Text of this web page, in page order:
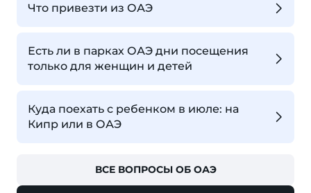
Что привезти из ОАЭ
Есть ли в парках ОАЭ дни посещения
только для женщин и детей
Куда поехать с ребенком в июле: на
Кипр или в ОАЭ
ВСЕ ВОПРОСЫ ОБ ОАЭ